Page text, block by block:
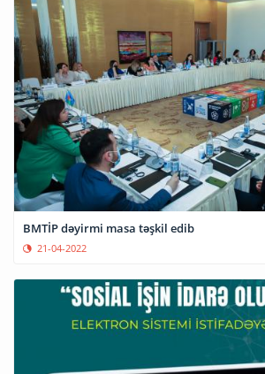
BMTİP dəyirmi masa təşkil edib
21-04-2022